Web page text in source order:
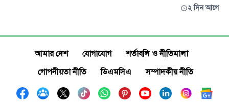
২ দিন আগে
আমার দেশ যোগাযোগ
শর্তাবলি ও নীতিমালা
গোপনীয়তা নীতি
ডিএমসিএ সম্পাদকীয় নীতি